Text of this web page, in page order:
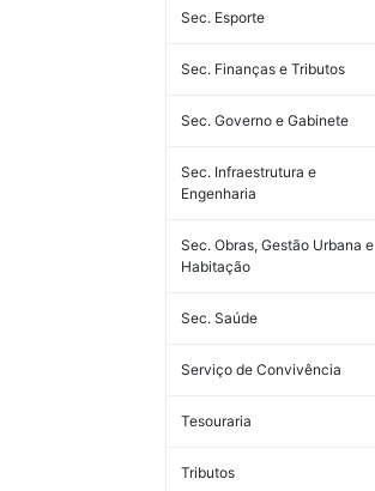
Sec. Esporte
Sec. Finanças e Tributos
Sec. Governo e Gabinete
Sec. Infraestrutura e
Engenharia
Sec. Obras, Gestão Urbana e
Habitação
Sec. Saúde
Serviço de Convivência
Tesouraria
Tributos